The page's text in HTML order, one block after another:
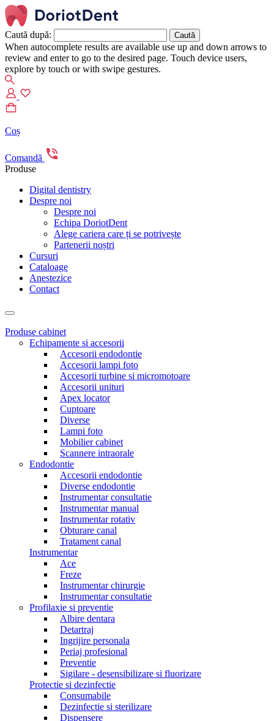
Caută după:
When autocomplete results are available use up and down arrows to
review and enter to go to the desired page. Touch device users,
explore by touch or with swipe gestures.
Coș
Comandă
Produse
Digital dentistry
Despre noi
Despre noi
Echipa DoriotDent
Alege cariera care ți se potrivește
Partenerii noștri
Cursuri
Cataloage
Anestezice
Contact
Produse cabinet
Echipamente si accesorii
Accesorii endodontie
Accesorii lampi foto
Accesorii turbine si micromotoare
Accesorii unituri
Apex locator
Cuptoare
Diverse
Lampi foto
Mobilier cabinet
Scannere intraorale
Endodontie
Accesorii endodontie
Diverse endodontie
Instrumentar consultatie
Instrumentar manual
Instrumentar rotativ
Obturare canal
Tratament canal
Instrumentar
Ace
Freze
Instrumentar chirurgie
Instrumentar consultatie
Profilaxie si preventie
Albire dentara
Detartraj
Ingrijire personala
Periaj profesional
Preventie
Sigilare - desensibilizare si fluorizare
Protectie si dezinfectie
Consumabile
Dezinfectie si sterilizare
Dispensere